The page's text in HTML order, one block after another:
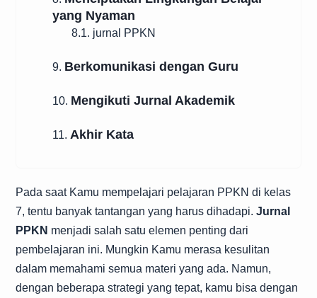
yang Nyaman
8.1. jurnal PPKN
9. Berkomunikasi dengan Guru
10. Mengikuti Jurnal Akademik
11. Akhir Kata
Pada saat Kamu mempelajari pelajaran PPKN di kelas
7, tentu banyak tantangan yang harus dihadapi. Jurnal
PPKN menjadi salah satu elemen penting dari
pembelajaran ini. Mungkin Kamu merasa kesulitan
dalam memahami semua materi yang ada. Namun,
dengan beberapa strategi yang tepat, kamu bisa dengan